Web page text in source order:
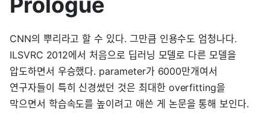
CNN의 뿌리라고 할 수 있다. 그만큼 인용수도 엄청나다.
ILSVRC 2012에서 처음으로 딥러닝 모델로 다른 모델을
압도하면서 우승했다. parameter가 6000만개여서
연구자들이 특히 신경썼던 것은 최대한 overfitting을
막으면서 학습속도를 높이려고 애쓴 게 논문을 통해 보인다.